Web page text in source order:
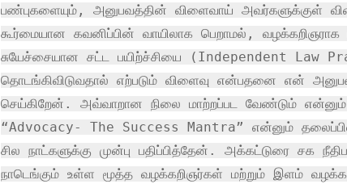
பண்புகளையும், அனுபவத்தின் விளைவாய் அவர்களுக்குள்
கூர்மையான கவனிப்பின் வாயிலாக பெறாமல்,
சுயேச்சையான சட்ட பயிற்ச்சியை (Independent Law
தொடங்கிவிடுவதால் எற்படும் விளைவு என்பதனை என்
செய்கிறேன். அவ்வாறான நிலை மாற்றப்பட வேண்டும்
“Advocacy- The Success Mantra” என்னும்
சில நாட்களுக்கு முன்பு பதிப்பித்தேன். அக்கட்டுரை சக
நாடெங்கும் உள்ள மூத்த வழக்கறிஞர்கள் மற்றும் இளம்